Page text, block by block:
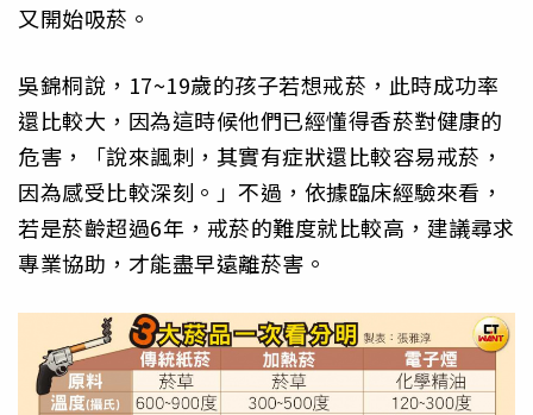
又開始吸菸。
吳錦桐說，17~19歲的孩子若想戒菸，此時成功率
還比較大，因為這時候他們已經懂得香菸對健康的
危害，「說來諷刺，其實有症狀還比較容易戒菸，
因為感受比較深刻。」不過，依據臨床經驗來看，
若是菸齡超過6年，戒菸的難度就比較高，建議尋求
專業協助，才能盡早遠離菸害。